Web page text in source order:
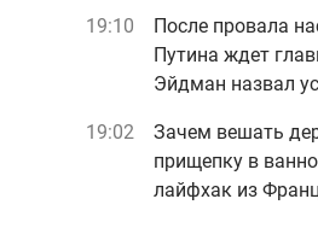
19:10
После провала
Путина ждет
Эйдман назвал
19:02
Зачем вешать
прищепку в
лайфхак из